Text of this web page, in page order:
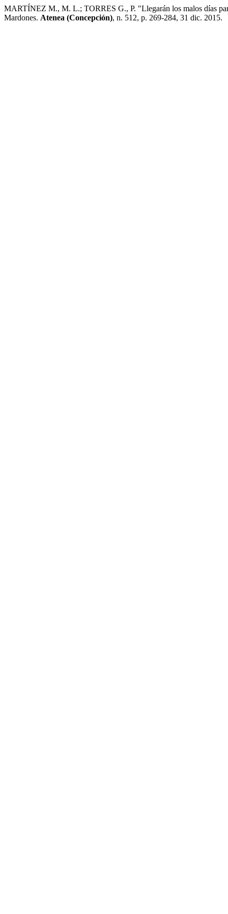
MARTÍNEZ M., M. L.; TORRES G., P. "Llegarán los malos días
Mardones. Atenea (Concepción), n. 512, p. 269-284, 31 dic. 2015.